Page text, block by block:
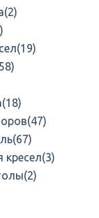
(2)
(19)
(18)
(47)
(67)
кресел(3)
(2)